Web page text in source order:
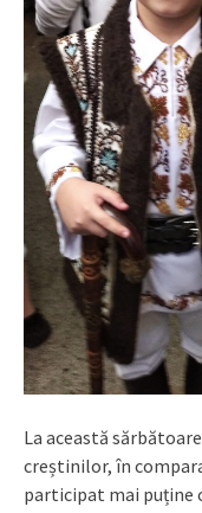
La această
creștinilor, în
participat mai puține